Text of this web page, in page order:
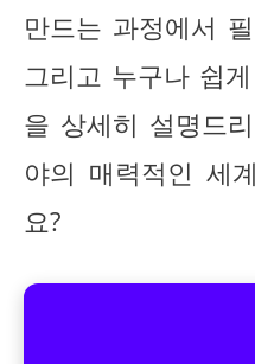
만드는 과정에서
그리고 누구나 쉽
을 상세히 설명드
야의 매력적인 세
요?